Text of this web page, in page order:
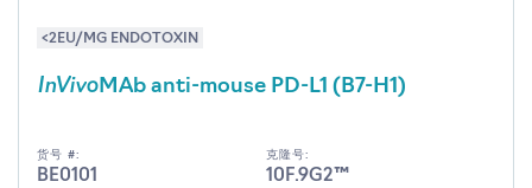
<2EU/MG ENDOTOXIN
InVivoMAb anti-mouse PD-L1 (B7-H1)
货号 #:
BE0101
克隆号:
10F.9G2™